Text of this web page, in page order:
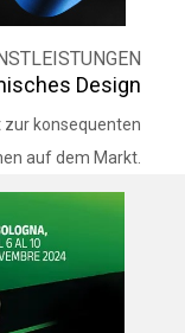
Design
konsequenten
auf dem Markt.